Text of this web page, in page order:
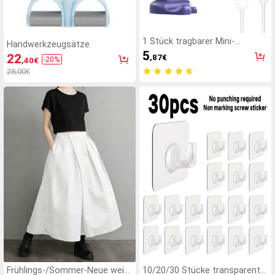
Handwerkzeugsätze
22,40€ -20%
28,00€
Frühlings-/Sommer-Neue weite
1 Stück tragbarer Mini-
Elektroventilator, tragbarer
USB-aufladbarer Ventilator,
Nackenventilator, USB-
digitaler Anzeige und
Trageschlaufe, tragbarer
Ventilator, Turbo-Ventilator,
Make-up-Ventilator für Frauen,
geeignet für Büroschreibtisch,
Studentenwohnheim, 800mAh,
Reisen
5,87€
10/20/30 Stücke transparente